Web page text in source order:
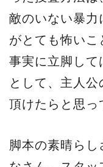
敵のいない暴力
がとても怖いこ
事実に立脚して
として、主人
頂けたらと思っ
脚本の素晴ら